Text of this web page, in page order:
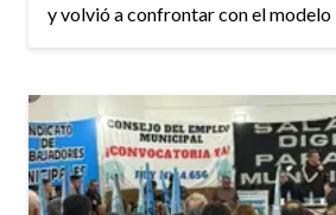
y volvió a confrontar con el